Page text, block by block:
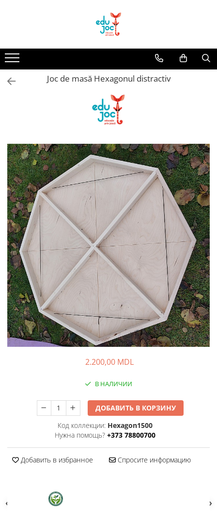
1-2 ani
3-4 ani
5-7 ani
Joc de masă Hexagonul distractiv
2.200,00 MDL
В НАЛИЧИИ
ДОБАВИТЬ В КОРЗИНУ
Код коллекции: Hexagon1500
Нужна помощь? +373 78800700
Добавить в избранное Спросите информацию